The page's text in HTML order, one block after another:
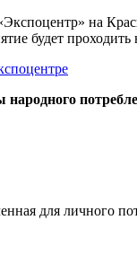
на
будет
народного
для личного